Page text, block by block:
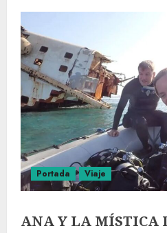
Portada Viaje
ANA Y LA MÍSTICA